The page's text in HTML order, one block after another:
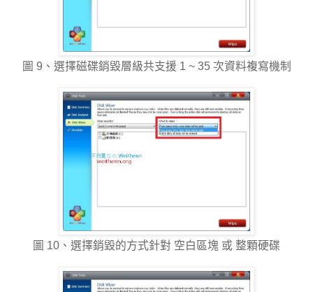
圖 9、選擇磁碟銷毀層級共支援 1 ~ 35 次資料複寫機制
圖 10、選擇銷毀的方式針對 空白區塊 或 整顆硬碟